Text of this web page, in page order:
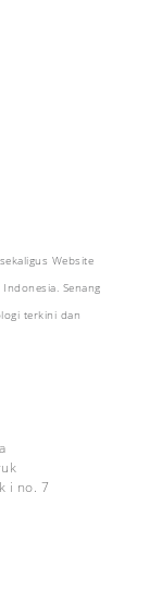
Website
Senang
terkini dan
i no. 7